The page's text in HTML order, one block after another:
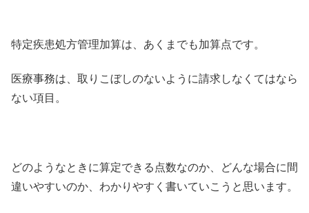
特定疾患処方管理加算は、あくまでも加算点です。
医療事務は、取りこぼしのないように請求しなくてはなら
ない項目。
どのようなときに算定できる点数なのか、どんな場合に間
違いやすいのか、わかりやすく書いていこうと思います。